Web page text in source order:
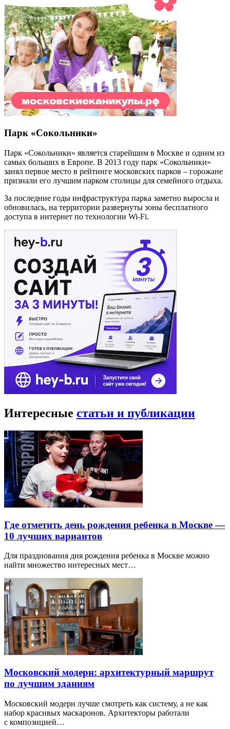
Парк «Сокольники»
Парк «Сокольники» является старейшим в Москве и одним из
самых больших в Европе. В 2013 году парк «Сокольники»
занял первое место в рейтинге московских парков – горожане
признали его лучшим парком столицы для семейного отдыха.
За последние годы инфраструктура парка заметно выросла и
обновилась, на территории развернуты зоны бесплатного
доступа в интернет по технологии Wi-Fi.
Интересные статьи и публикации
Где отметить день рождения ребенка в Москве —
10 лучших вариантов
Для празднования дня рождения ребенка в Москве можно
найти множество интересных мест…
Московский модерн: архитектурный маршрут
по лучшим зданиям
Московский модерн лучше смотреть как систему, а не как
набор красивых маскаронов. Архитекторы работали
с композицией…